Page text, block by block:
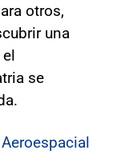
otros,
una
se